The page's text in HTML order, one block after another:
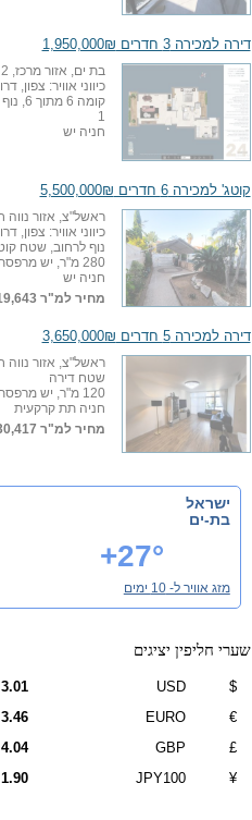
דירה למכירה 3 חדרים 1,950,000₪
בת ים, אזור מרכז, 2 חדרי שינה + סלון
כיווני אוויר: צפון,
קומה
1
חניה יש
קוטג' למכירה 6 חדרים 5,500,000₪
ראשל"צ, אזור נווה חוף, 5 חדרי שינה
כיווני אוויר: צפון,
נוף לרחוב, שטח
280 מ"ר, יש מרפסת שמש 1
חניה יש
מחיר למ"ר₪
דירה למכירה 5 חדרים 3,650,000₪
ראשל"צ, אזור נווה חוף, 4 חדרי
שטח דירה
120 מ"ר, יש מרפסת שמש 1
חניה תת קרקעית
מחיר למ"ר ₪
ישראל
בת-ים
+27°
מזג אוויר ל- 10 ימים
שערי חליפין יציגים
$
USD
3.01
€
EURO
3.46
£
GBP
4.04
¥
JPY100
1.90